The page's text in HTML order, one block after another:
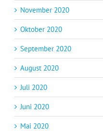
November 2020
Oktober 2020
September 2020
August 2020
Juli 2020
Juni 2020
Mai 2020